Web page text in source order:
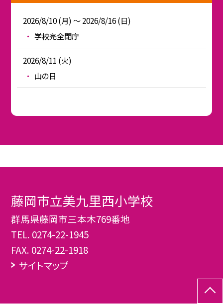
2026/8/10 (月) ～ 2026/8/16 (日)
学校完全閉庁
2026/8/11 (火)
山の日
藤岡市立美九里西小学校
群馬県藤岡市三本木769番地
TEL. 0274-22-1945
FAX. 0274-22-1918
サイトマップ